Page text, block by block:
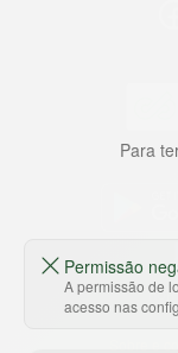
Para
Permissão
A permissão de
acesso nas